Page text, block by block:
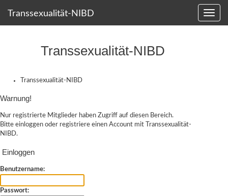
Transsexualität-NIBD
Transsexualität-NIBD
Transsexualität-NIBD
Warnung!
Nur registrierte Mitglieder haben Zugriff auf diesen Bereich.
Bitte einloggen oder registriere einen Account mit Transsexualität-
NIBD.
Einloggen
Benutzername:
Passwort: